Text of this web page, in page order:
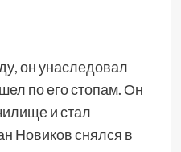
он унаследовал
по его стопам. Он
и стал
Новиков снялся в